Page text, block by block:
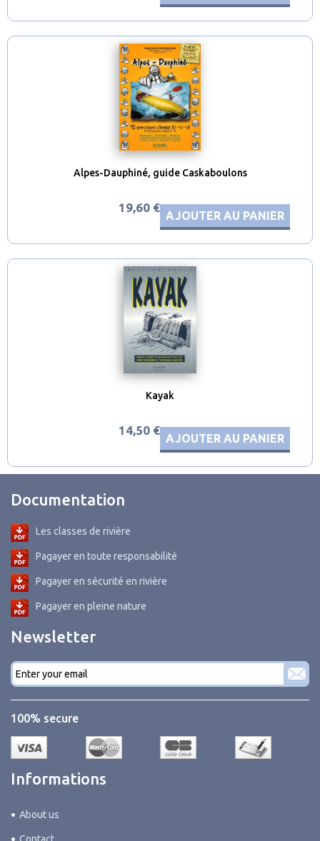
Alpes-Dauphiné, guide Caskaboulons
19,60 €
AJOUTER AU PANIER
Kayak
14,50 €
AJOUTER AU PANIER
Documentation
Les classes de rivière
Pagayer en toute responsabilité
Pagayer en sécurité en rivière
Pagayer en pleine nature
Newsletter
E-
mail
*
100% secure
Informations
About us